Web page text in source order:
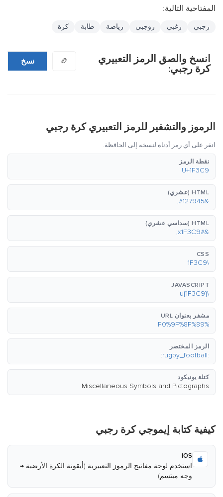
المفتاحية التالية:
رجبي رغبي روجبي رياضة طابة كرة
انسخ والصق الرمز التعبيري
كرة رجبي:
🏉 نسخ
الرموز والتشفير للرمز التعبيري كرة رجبي
انقر على أي رمز أدناه لنسخه إلى الحافظة.
نقطة الرمز
U+1F3C9
HTML (عشري)
&#127945;
HTML (سداسي عشري)
&#x1F3C9;
CSS
\1F3C9
JAVASCRIPT
\u{1F3C9}
مشفر بعنوان URL
%F0%9F%8F%89
الرمز المختصر
:rugby_football:
كتلة يونيكود
Miscellaneous Symbols and Pictographs
كيفية كتابة إيموجي كرة رجبي
iOS
استخدم لوحة مفاتيح الرموز التعبيرية (أيقونة الكرة الأرضية →
وجه مبتسم)